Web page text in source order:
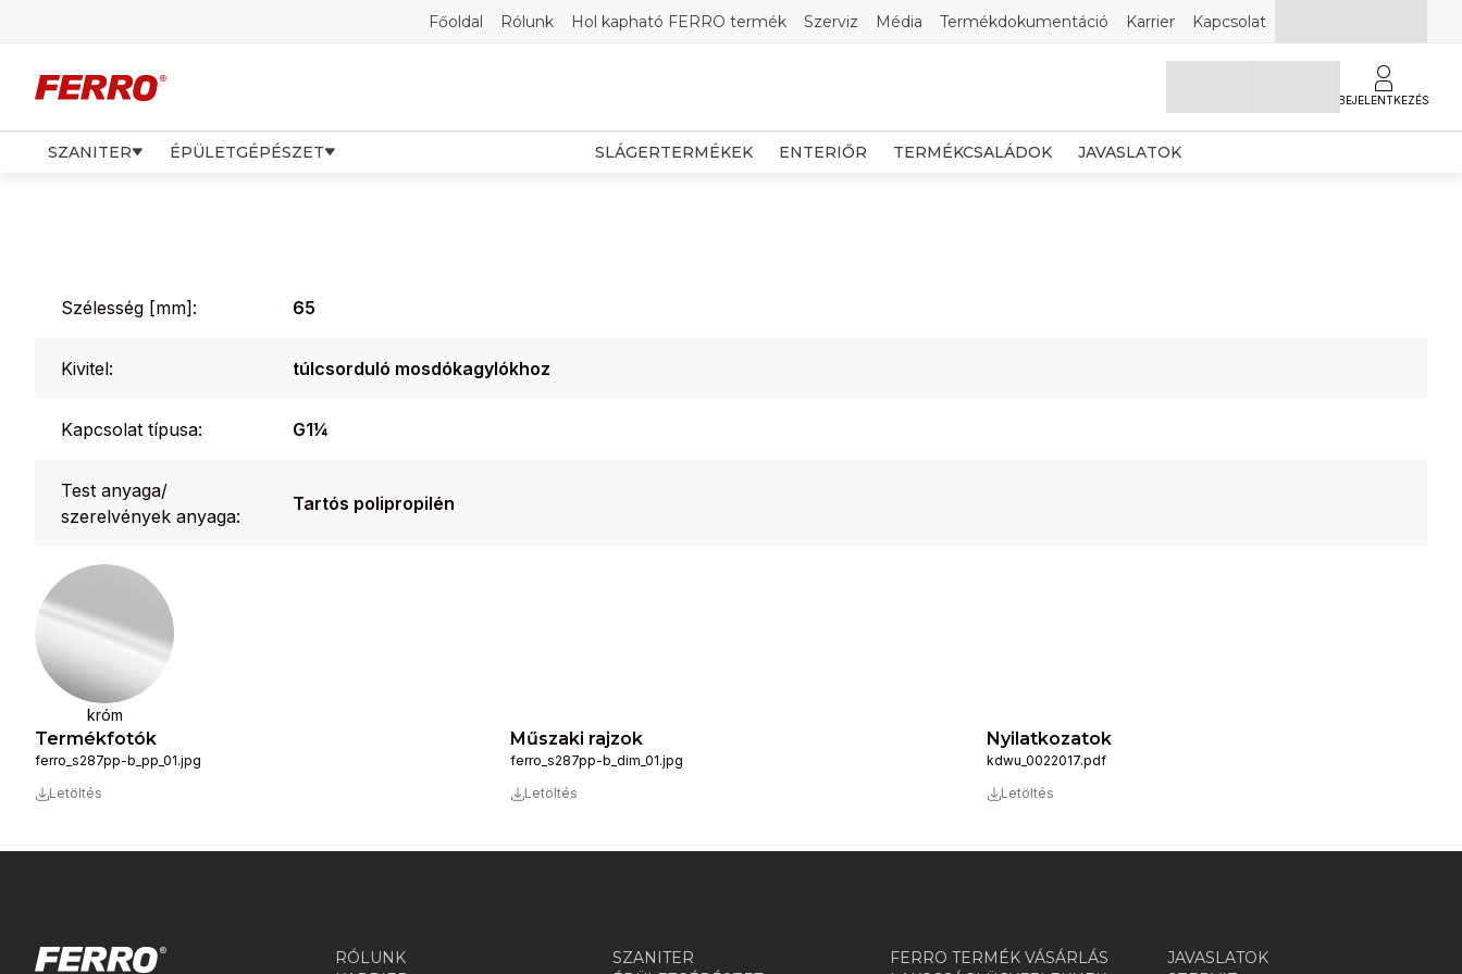
Főoldal Rólunk Hol kapható FERRO termék Szerviz Média Termékdokumentáció Karrier Kapcsolat
BEJELENTKEZÉS
SZANITER ÉPÜLETGÉPÉSZET SLÁGERTERMÉKEK ENTERIŐR TERMÉKCSALÁDOK JAVASLATOK
Szélesség [mm]: 65
Kivitel: túlcsorduló mosdókagylókhoz
Kapcsolat típusa: G1¼
Test anyaga/
szerelvények anyaga:
Tartós polipropilén
króm
Termékfotók
ferro_s287pp-b_pp_01.jpg
Letöltés
Műszaki rajzok
ferro_s287pp-b_dim_01.jpg
Letöltés
Nyilatkozatok
kdwu_0022017.pdf
Letöltés
RÓLUNK
SZANITER
FERRO TERMÉK VÁSÁRLÁS
JAVASLATOK